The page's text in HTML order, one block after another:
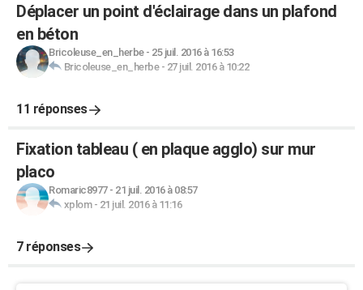
Déplacer un point d'éclairage dans un plafond
en béton
Bricoleuse_en_herbe- 25 juil. 2016 à 16:53
Bricoleuse_en_herbe- 27 juil. 2016 à 10:22
11 réponses
Fixation tableau ( en plaque agglo) sur mur
placo
Romaric8977- 21 juil. 2016 à 08:57
xplom- 21 juil. 2016 à 11:16
7 réponses